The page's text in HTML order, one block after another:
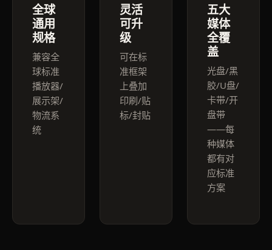
全球
通用
规格
兼容全
球标准
播放器/
展示架/
物流系
统
灵活
可升
级
可在标
准框架
上叠加
印刷/贴
标/封贴
五大
媒体
全覆
盖
光盘/黑
胶/U盘/
卡带/开
盘带
——每
种媒体
都有对
应标准
方案